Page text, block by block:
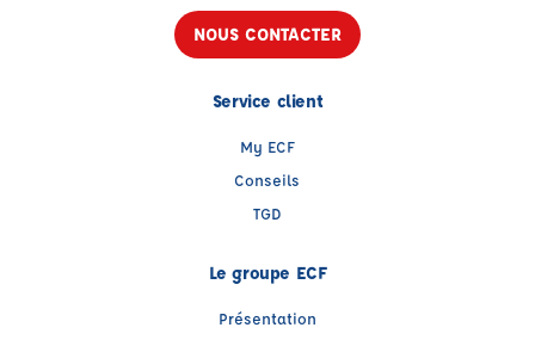
NOUS CONTACTER
Service client
My ECF
Conseils
TGD
Le groupe ECF
Présentation